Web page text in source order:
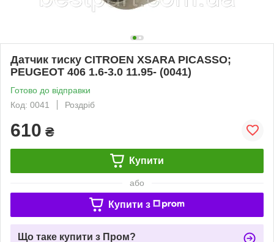
Датчик тиску CITROEN XSARA PICASSO;
PEUGEOT 406 1.6-3.0 11.95- (0041)
Готово до відправки
Код: 0041
Роздріб
610 ₴
Купити
або
Купити з
Що таке купити з Пром?